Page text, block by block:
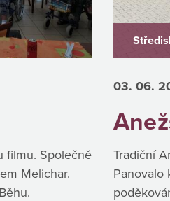
filmu. Společně
Melichar.
03. 06.
Tradiční
Panovalo